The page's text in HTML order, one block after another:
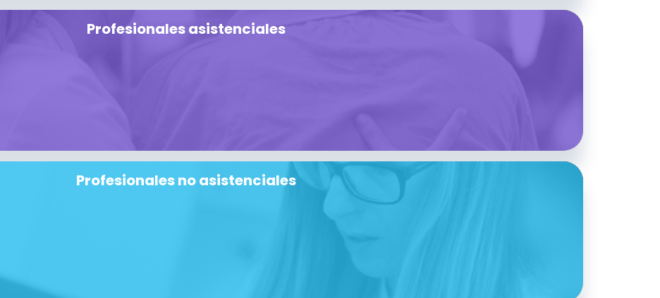
Profesionales asistenciales
Profesionales no asistenciales